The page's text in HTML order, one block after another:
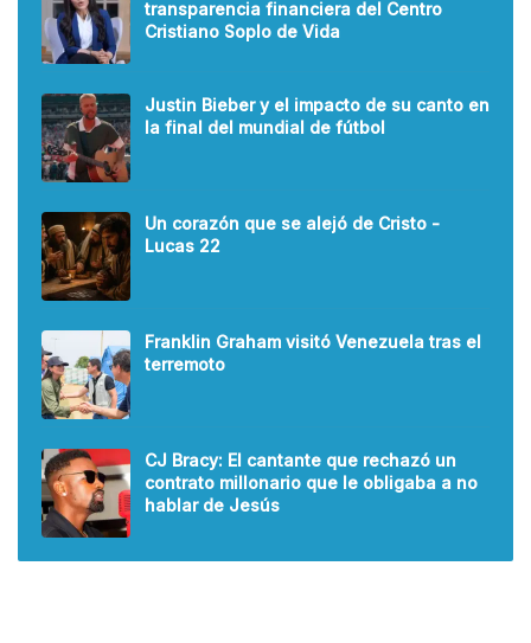
transparencia financiera del Centro
Cristiano Soplo de Vida
Justin Bieber y el impacto de su canto en
la final del mundial de fútbol
Un corazón que se alejó de Cristo -
Lucas 22
Franklin Graham visitó Venezuela tras el
terremoto
CJ Bracy: El cantante que rechazó un
contrato millonario que le obligaba a no
hablar de Jesús